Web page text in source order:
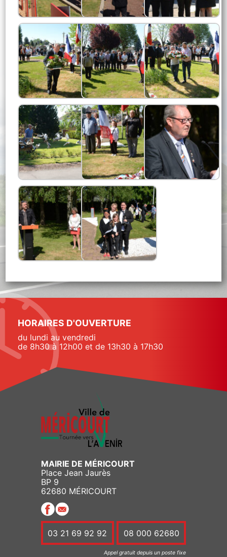
HORAIRES D'OUVERTURE
du lundi au vendredi
de 8h30 à 12h00 et de 13h30 à 17h30
MAIRIE DE MÉRICOURT
Place Jean Jaurès
BP 9
62680 MÉRICOURT
03 21 69 92 92 08 000 62680
Appel gratuit depuis un poste fixe